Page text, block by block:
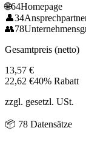
🌐64Homepage
👤34
👥78
Gesamtpreis (netto)
13,57 €
22,62 €40% Rabatt
zzgl. gesetzl. USt.
📦 78 Datensätze